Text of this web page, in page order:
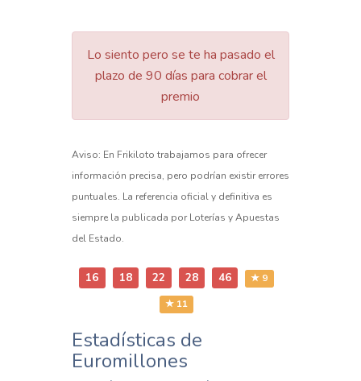
Lo siento pero se te ha pasado el
plazo de 90 días para cobrar el
premio
Aviso: En Frikiloto trabajamos para ofrecer
información precisa, pero podrían existir errores
puntuales. La referencia oficial y definitiva es
siempre la publicada por Loterías y Apuestas
del Estado.
16 18 22 28 46
★ 9
★ 11
Estadísticas de
Euromillones